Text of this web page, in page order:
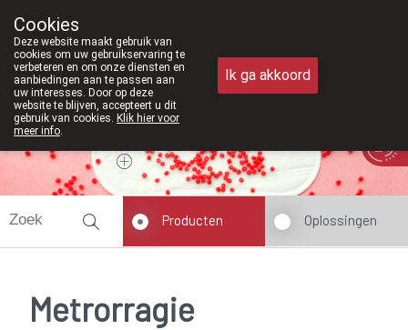
011/610300
Vandaag
Producten Oplossingen
Metrorragie
Cookies
Deze website maakt gebruik van
cookies om uw gebruikservaring te
verbeteren en om onze diensten en
aanbiedingen aan te passen aan
uw interesses. Door op deze
website te blijven, accepteert u dit
gebruik van cookies. Klik hier voor
meer info.
Ik ga akkoord